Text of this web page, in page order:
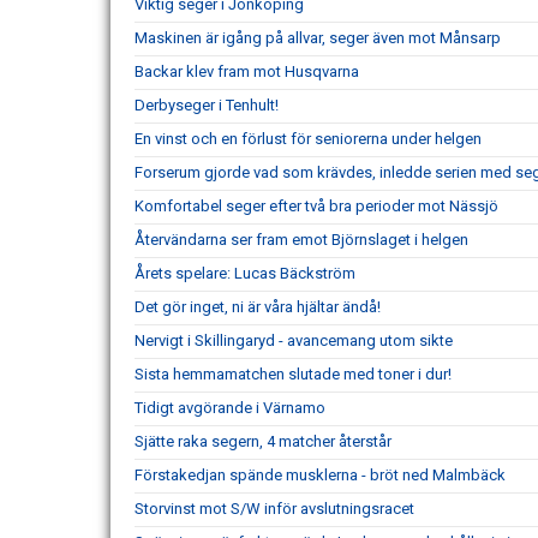
Viktig seger i Jönköping
Maskinen är igång på allvar, seger även mot Månsarp
Backar klev fram mot Husqvarna
Derbyseger i Tenhult!
En vinst och en förlust för seniorerna under helgen
Forserum gjorde vad som krävdes, inledde serien med
Komfortabel seger efter två bra perioder mot Nässjö
Återvändarna ser fram emot Björnslaget i helgen
Årets spelare: Lucas Bäckström
Det gör inget, ni är våra hjältar ändå!
Nervigt i Skillingaryd - avancemang utom sikte
Sista hemmamatchen slutade med toner i dur!
Tidigt avgörande i Värnamo
Sjätte raka segern, 4 matcher återstår
Förstakedjan spände musklerna - bröt ned Malmbäck
Storvinst mot S/W inför avslutningsracet